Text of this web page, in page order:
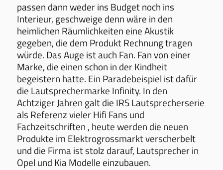
passen dann weder ins Budget noch ins
Interieur, geschweige denn wäre in den
heimlichen Räumlichkeiten eine Akustik
gegeben, die dem Produkt Rechnung tragen
würde. Das Auge ist auch Fan. Fan von einer
Marke, die einen schon in der Kindheit
begeistern hatte. Ein Paradebeispiel ist dafür
die Lautsprechermarke Infinity. In den
Achtziger Jahren galt die IRS Lautsprecherserie
als Referenz vieler Hifi Fans und
Fachzeitschriften , heute werden die neuen
Produkte im Elektrogrossmarkt verscherbelt
und die Firma ist stolz darauf, Lautsprecher in
Opel und Kia Modelle einzubauen.